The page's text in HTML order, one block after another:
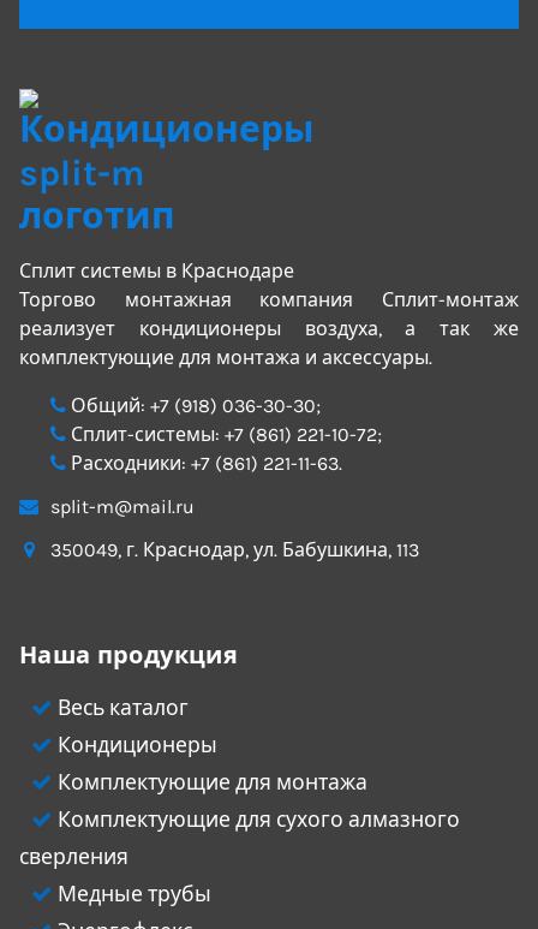
Сплит системы в Краснодаре
Торгово монтажная компания Сплит-монтаж
реализует кондиционеры воздуха, а так же
комплектующие для монтажа и аксессуары.
Общий: +7 (918) 036-30-30;
Сплит-системы: +7 (861) 221-10-72;
Расходники: +7 (861) 221-11-63.
split-m@mail.ru
350049, г. Краснодар, ул. Бабушкина, 113
Наша продукция
Весь каталог
Кондиционеры
Комплектующие для монтажа
Комплектующие для сухого алмазного
сверления
Медные трубы